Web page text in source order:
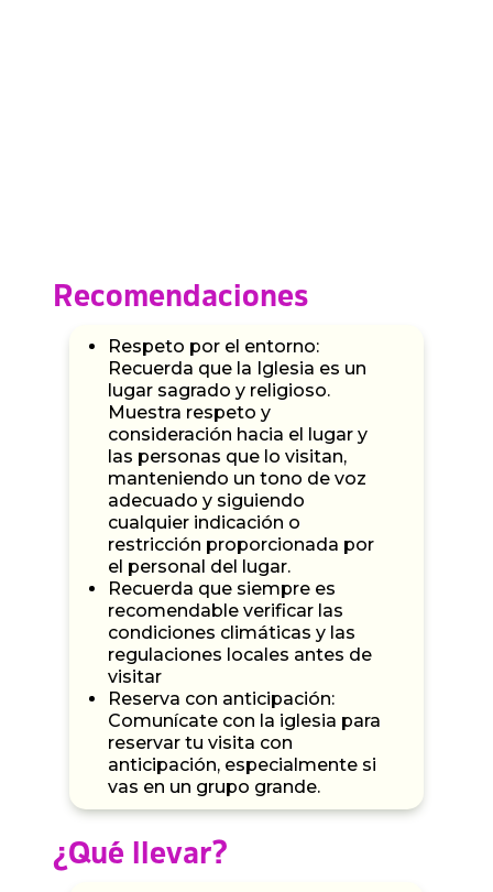
Recomendaciones
Respeto por el entorno:
Recuerda que la Iglesia es un
lugar sagrado y religioso.
Muestra respeto y
consideración hacia el lugar y
las personas que lo visitan,
manteniendo un tono de voz
adecuado y siguiendo
cualquier indicación o
restricción proporcionada por
el personal del lugar.
Recuerda que siempre es
recomendable verificar las
condiciones climáticas y las
regulaciones locales antes de
visitar
Reserva con anticipación:
Comunícate con la iglesia para
reservar tu visita con
anticipación, especialmente si
vas en un grupo grande.
¿Qué llevar?